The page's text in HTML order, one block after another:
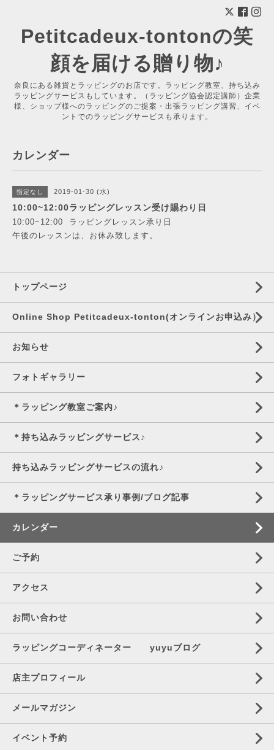
Petitcadeux-tontonの笑
顔を届ける贈り物♪
奈良にある雑貨とラッピングのお店です。ラッピング教室、持ち込み
ラッピングサービスもしています。（ラッピング協会認定講師）企業
様、ショップ様へのラッピングのご提案・出張ラッピング講習、イベ
ントでのラッピングサービスも承ります。
カレンダー
指定なし 2019-01-30 (水)
10:00~12:00ラッピングレッスン受け賜わり日
10:00~12:00 ラッピングレッスン承り日
午後のレッスンは、お休み致します。
トップページ
Online Shop Petitcadeux-tonton(オンラインお申込み）
お知らせ
フォトギャラリー
＊ラッピング教室ご案内♪
＊持ち込みラッピングサービス♪
持ち込みラッピングサービスの流れ♪
＊ラッピングサービス承り事例/ブログ記事
カレンダー
ご予約
アクセス
お問い合わせ
ラッピングコーディネーター yuyuブログ
店主プロフィール
メールマガジン
イベント予約